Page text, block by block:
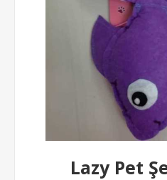
Lazy Pet